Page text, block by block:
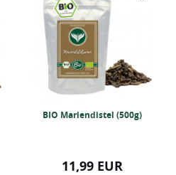
BIO Mariendistel (500g)
11,99 EUR